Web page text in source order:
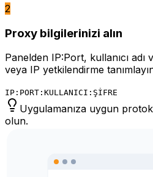
2
Proxy bilgilerinizi alın
Panelden IP:Port, kullanıcı
veya IP yetkilendirme
IP:PORT:KULLANICI:ŞİFRE
Uygulamanıza uygun
olun.